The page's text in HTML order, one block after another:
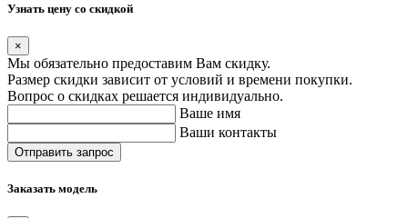
Узнать цену со скидкой
×
Мы обязательно предоставим Вам скидку.
Размер скидки зависит от условий и времени покупки.
Вопрос о скидках решается индивидуально.
Ваше имя
Ваши контакты
Заказать модель